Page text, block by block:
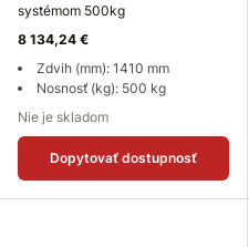
systémom 500kg
8 134,24 €
Zdvih (mm): 1410 mm
Nosnosť (kg): 500 kg
Nie je skladom
Dopytovať dostupnosť